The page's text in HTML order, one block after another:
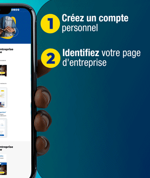
raisons pour lesquelles il faut
choix du scrutin du 11 avril 2021. Et
d’œuvrer à la poursuite du
sera étendu aux centres villes de la
le financement des activités
quelle que soit leur taille et le